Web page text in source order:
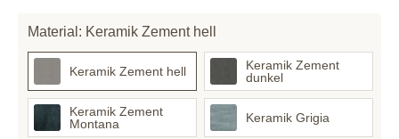
Material: Keramik Zement hell
Keramik Zement hell
Keramik Zement
dunkel
Keramik Zement
Montana
Keramik Grigia